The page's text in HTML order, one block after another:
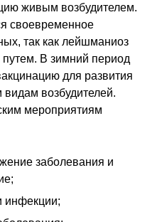
живым возбудителем.
своевременное
так как лейшманиоз
В зимний период
для развития
видам возбудителей.
мероприятиям
заболевания и
инфекции;